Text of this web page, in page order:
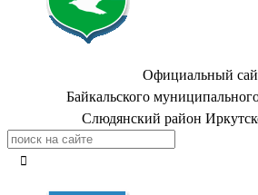
Официальный
Байкальского
Слюдянский район